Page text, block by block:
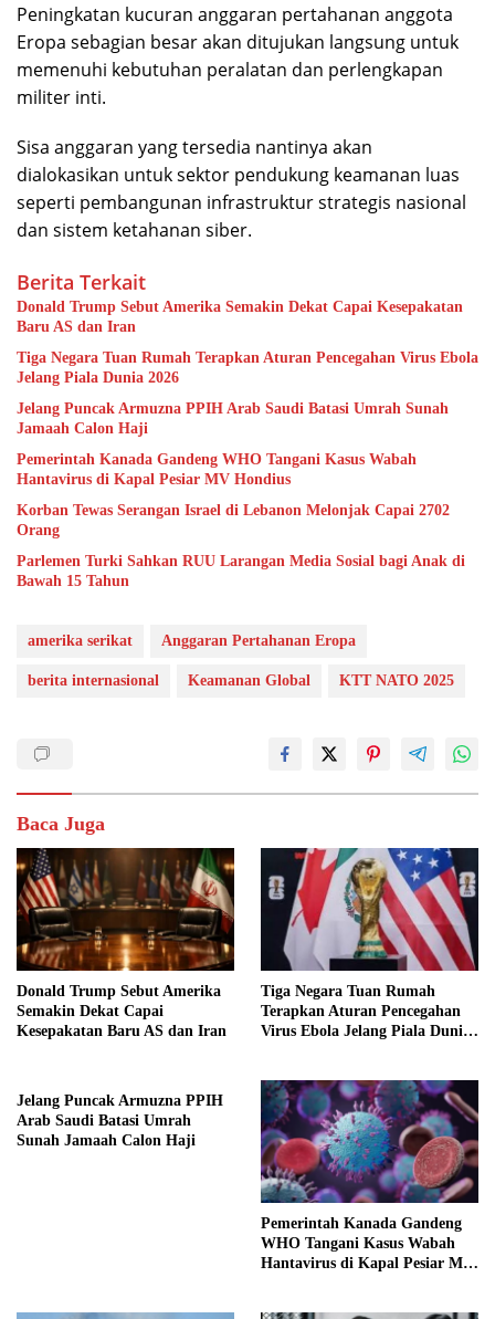
Peningkatan kucuran anggaran pertahanan anggota
Eropa sebagian besar akan ditujukan langsung untuk
memenuhi kebutuhan peralatan dan perlengkapan
militer inti.
Sisa anggaran yang tersedia nantinya akan
dialokasikan untuk sektor pendukung keamanan luas
seperti pembangunan infrastruktur strategis nasional
dan sistem ketahanan siber.
Berita Terkait
Donald Trump Sebut Amerika Semakin Dekat Capai Kesepakatan
Baru AS dan Iran
Tiga Negara Tuan Rumah Terapkan Aturan Pencegahan Virus Ebola
Jelang Piala Dunia 2026
Jelang Puncak Armuzna PPIH Arab Saudi Batasi Umrah Sunah
Jamaah Calon Haji
Pemerintah Kanada Gandeng WHO Tangani Kasus Wabah
Hantavirus di Kapal Pesiar MV Hondius
Korban Tewas Serangan Israel di Lebanon Melonjak Capai 2702
Orang
Parlemen Turki Sahkan RUU Larangan Media Sosial bagi Anak di
Bawah 15 Tahun
amerika serikat Anggaran Pertahanan Eropa
berita internasional Keamanan Global KTT NATO 2025
Baca Juga
Donald Trump Sebut Amerika
Semakin Dekat Capai
Kesepakatan Baru AS dan Iran
Tiga Negara Tuan Rumah
Terapkan Aturan Pencegahan
Virus Ebola Jelang Piala Dunia
Jelang Puncak Armuzna PPIH
Arab Saudi Batasi Umrah
Sunah Jamaah Calon Haji
Pemerintah Kanada Gandeng
WHO Tangani Kasus Wabah
Hantavirus di Kapal Pesiar MV